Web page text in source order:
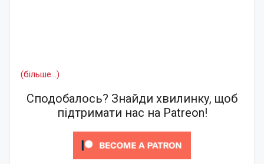
(більше…)
Сподобалось? Знайди хвилинку, щоб
підтримати нас на Patreon!